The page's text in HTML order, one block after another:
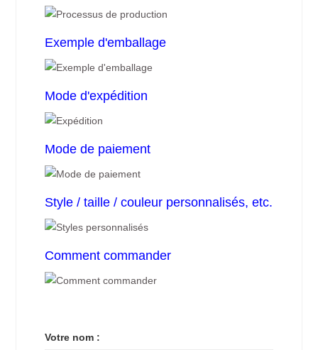
Exemple d'emballage
Mode d'expédition
Mode de paiement
Style / taille / couleur personnalisés, etc.
Comment commander
Votre nom :